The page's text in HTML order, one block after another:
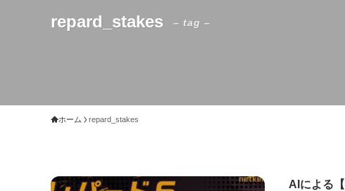
repard_stakes – tag –
ホーム repard_stakes
AIによる